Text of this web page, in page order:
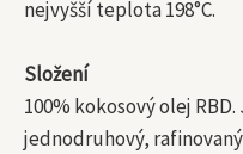
nejvyšší teplota 198°C.
Složení
100% kokosový olej
jednodruhový,